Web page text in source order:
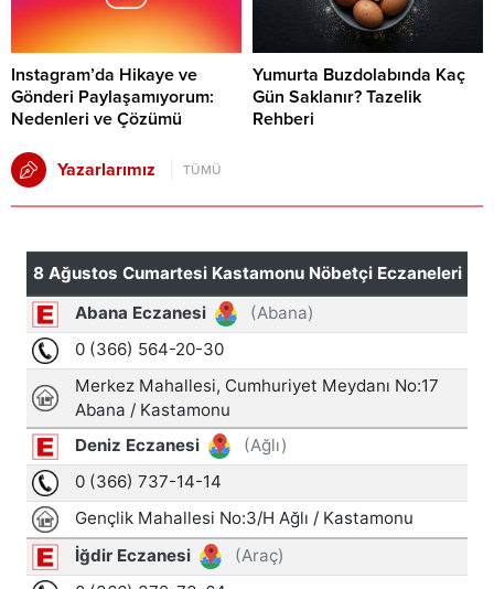
Instagram’da Hikaye ve
Gönderi Paylaşamıyorum:
Nedenleri ve Çözümü
Yumurta Buzdolabında Kaç
Gün Saklanır? Tazelik
Rehberi
Yazarlarımız TÜMÜ